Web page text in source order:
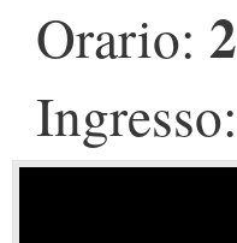
Orario:
Ingresso: